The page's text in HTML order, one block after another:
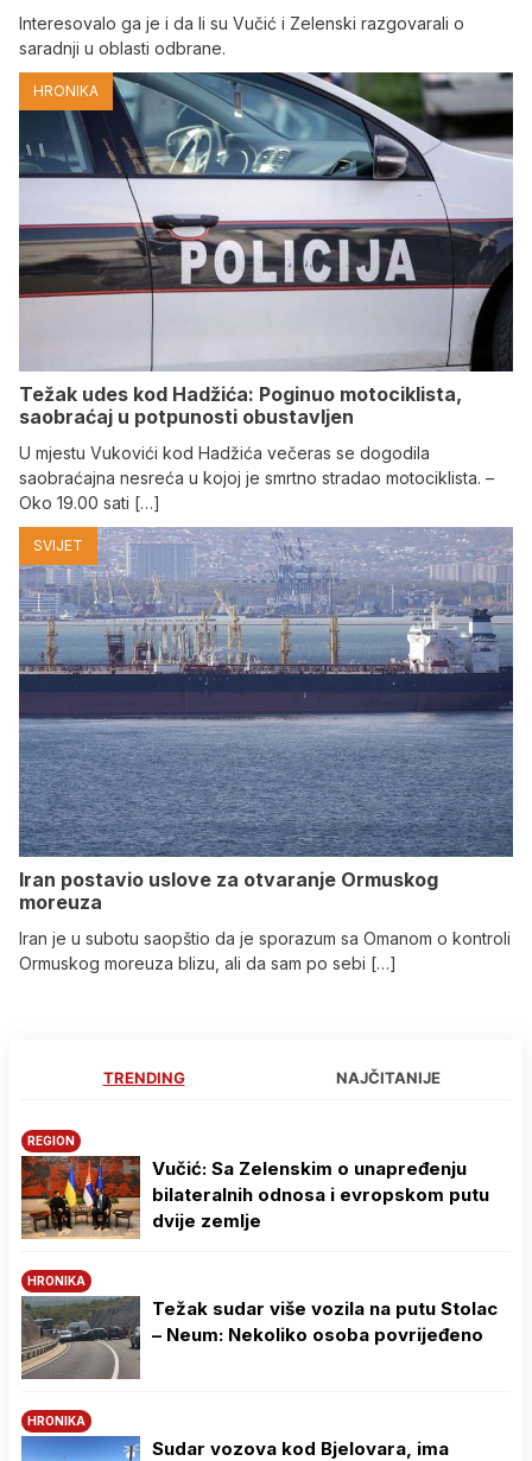
Interesovalo ga je i da li su Vučić i Zelenski razgovarali o
saradnji u oblasti odbrane.
HRONIKA
Težak udes kod Hadžića: Poginuo motociklista,
saobraćaj u potpunosti obustavljen
U mjestu Vukovići kod Hadžića večeras se dogodila
saobraćajna nesreća u kojoj je smrtno stradao motociklista. –
Oko 19.00 sati […]
SVIJET
Iran postavio uslove za otvaranje Ormuskog
moreuza
Iran je u subotu saopštio da je sporazum sa Omanom o kontroli
Ormuskog moreuza blizu, ali da sam po sebi […]
TRENDING NAJČITANIJE
REGION
Vučić: Sa Zelenskim o unapređenju
bilateralnih odnosa i evropskom putu
dvije zemlje
HRONIKA
Težak sudar više vozila na putu Stolac
– Neum: Nekoliko osoba povrijeđeno
HRONIKA
Sudar vozova kod Bjelovara, ima